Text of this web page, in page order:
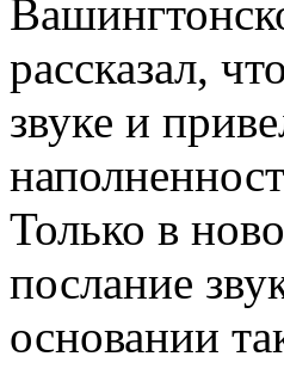
рассказал,
звуке и
Только в
послание
основании